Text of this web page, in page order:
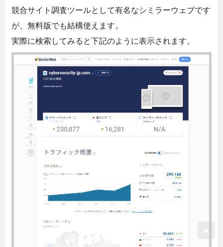
競合サイト調査ツールとして有名なシミラーウェブです
が、無料版でも結構使えます。
実際に検索してみると下記のように表示されます。